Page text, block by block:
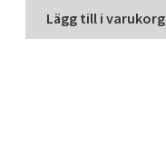
Lägg till i varukorg